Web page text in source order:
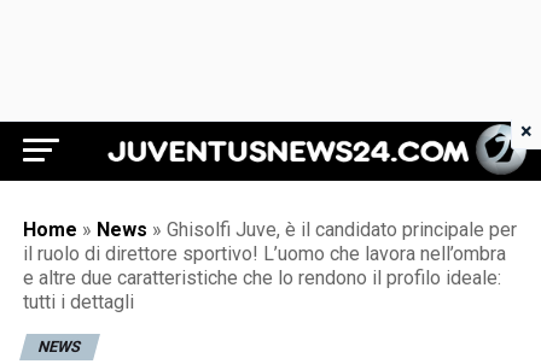
Juventus News 24
Home » News » Ghisolfi Juve, è il candidato principale per
il ruolo di direttore sportivo! L’uomo che lavora nell’ombra
e altre due caratteristiche che lo rendono il profilo ideale:
tutti i dettagli
NEWS
×